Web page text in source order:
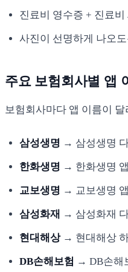
진료비 영수증 + 진료
사진이 선명하게 나오
주요 보험회사별 앱
보험회사마다 앱 이름이
삼성생명 → 삼성생명
한화생명 → 한화생명 앱
교보생명 → 교보생명 앱
삼성화재 → 삼성화재
현대해상→ 현대해상
DB손해보험 → DB손해